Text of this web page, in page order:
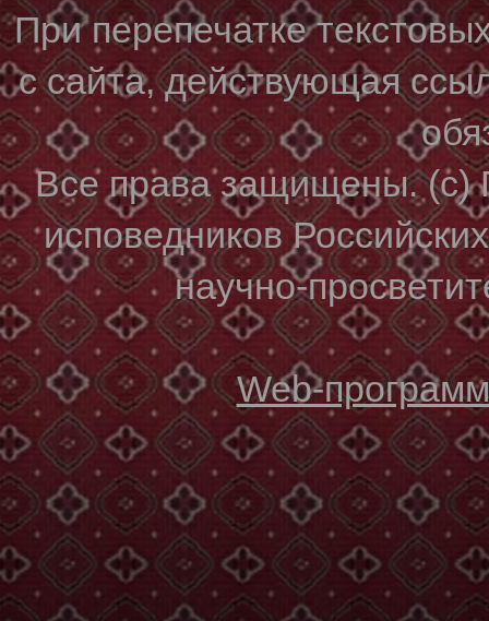
При перепечатке
с сайта, действующая
Все права защищены. (с)
исповедников
научно-
Web-